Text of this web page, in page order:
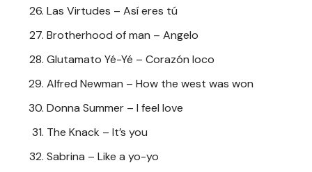
Las Virtudes – Así eres tú
Brotherhood of man – Angelo
Glutamato Yé-Yé – Corazón loco
Alfred Newman – How the west was won
Donna Summer – I feel love
The Knack – It’s you
Sabrina – Like a yo-yo